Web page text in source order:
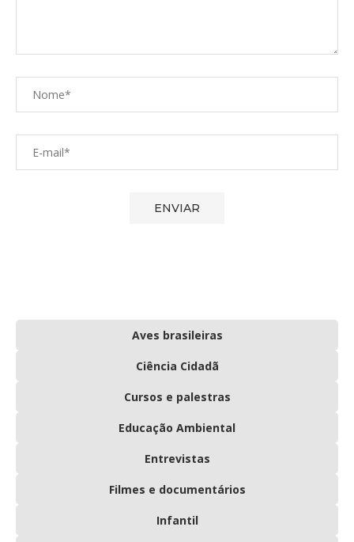
Aves brasileiras
Ciência Cidadã
Cursos e palestras
Educação Ambiental
Entrevistas
Filmes e documentários
Infantil